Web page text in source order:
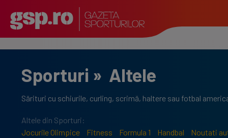
Sporturi » Altele
Sărituri cu schiurile, curling, scrimă, haltere sau fotbal
Altele din Sporturi:
Jocurile Olimpice
Fitness Formula 1 Handbal Noutati